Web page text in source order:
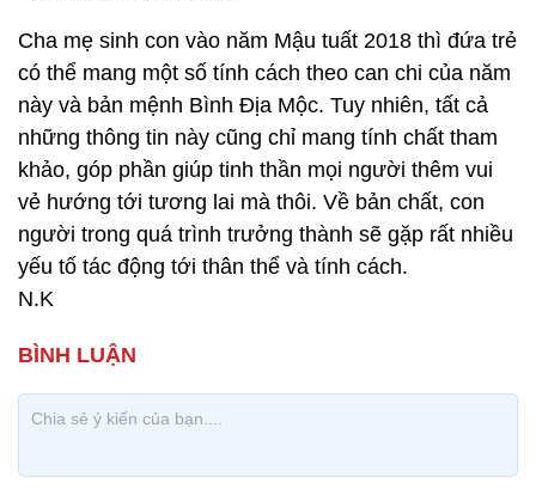
Cha mẹ sinh con vào năm Mậu tuất 2018 thì đứa trẻ
có thể mang một số tính cách theo can chi của năm
này và bản mệnh Bình Địa Mộc. Tuy nhiên, tất cả
những thông tin này cũng chỉ mang tính chất tham
khảo, góp phần giúp tinh thần mọi người thêm vui
vẻ hướng tới tương lai mà thôi. Về bản chất, con
người trong quá trình trưởng thành sẽ gặp rất nhiều
yếu tố tác động tới thân thể và tính cách.
N.K